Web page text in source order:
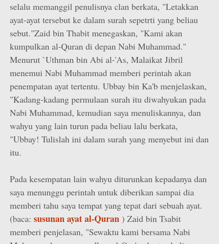
selalu memanggil penulisnya clan berkata, "Letakkan
ayat-ayat tersebut ke dalam surah sepetrti yang beliau
sebut."Zaid bin Thabit menegaskan, "Kami akan
kumpulkan al-Quran di depan Nabi Muhammad."
Menurut `Uthman bin Abi al-'As, Malaikat Jibril
menemui Nabi Muhammad memberi perintah akan
penempatan ayat tertentu. Ubbay bin Ka'b menjelaskan,
"Kadang-kadang permulaan surah itu diwahyukan pada
Nabi Muhammad, kemudian saya menuliskannya, dan
wahyu yang lain turun pada beliau lalu berkata,
"Ubbay! Tulislah ini dalam surah yang menyebut ini dan
itu.
Pada kesempatan lain wahyu diturunkan kepadanya dan
saya menunggu perintah untuk diberikan sampai dia
memberi tahu saya tempat yang tepat dari sebuah ayat.
(baca: susunan ayat al-Quran ) Zaid bin Tsabit
memberi penjelasan, "Sewaktu kami bersama Nabi